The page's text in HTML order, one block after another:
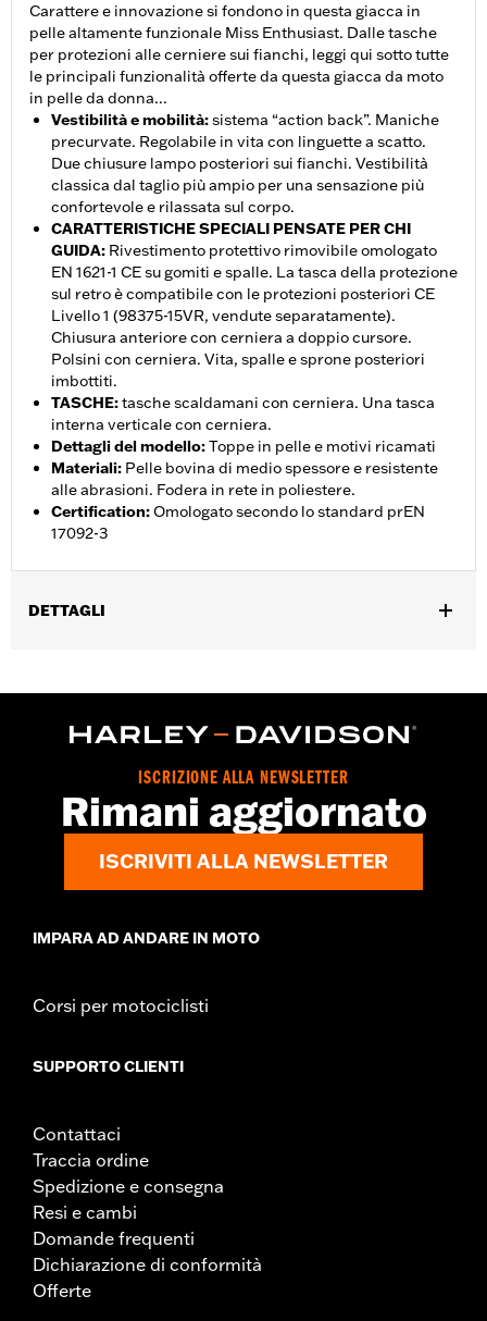
Carattere e innovazione si fondono in questa giacca in
pelle altamente funzionale Miss Enthusiast. Dalle tasche
per protezioni alle cerniere sui fianchi, leggi qui sotto tutte
le principali funzionalità offerte da questa giacca da moto
in pelle da donna...
Vestibilità e mobilità:sistema “action back”. Maniche
precurvate. Regolabile in vita con linguette a scatto.
Due chiusure lampo posteriori sui fianchi. Vestibilità
classica dal taglio più ampio per una sensazione più
confortevole e rilassata sul corpo.
CARATTERISTICHE SPECIALI PENSATE PER CHI
GUIDA: Rivestimento protettivo rimovibile omologato
EN 1621-1 CE su gomiti e spalle. La tasca della protezione
sul retro è compatibile con le protezioni posteriori CE
Livello 1 (98375-15VR, vendute separatamente).
Chiusura anteriore con cerniera a doppio cursore.
Polsini con cerniera. Vita, spalle e sprone posteriori
imbottiti.
TASCHE:tasche scaldamani con cerniera. Una tasca
interna verticale con cerniera.
Dettagli del modello:Toppe in pelle e motivi ricamati
Materiali: Pelle bovina di medio spessore e resistente
alle abrasioni. Fodera in rete in poliestere.
Certification:Omologato secondo lo standard prEN
17092-3
DETTAGLI
Caratteristiche funzionali:Resistente allâ€™abrasione,Tasche
linguette a scatto, Chiusura anteriore con cerniera a doppio
GARANZIA: 5 year limited warranty – Go to
d.com/warranty
for full details
ISCRIZIONE ALLA NEWSLETTER
Rimani aggiornato
ISCRIVITI ALLA NEWSLETTER
IMPARA AD ANDARE IN MOTO
Corsi per motociclisti
SUPPORTO CLIENTI
Contattaci
Traccia ordine
Spedizione e consegna
Resi e cambi
Domande frequenti
Dichiarazione di conformità
Offerte